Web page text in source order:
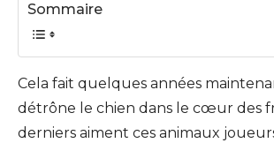
Sommaire
Cela fait quelques années
détrône le chien dans le cœur des
derniers aiment ces animaux